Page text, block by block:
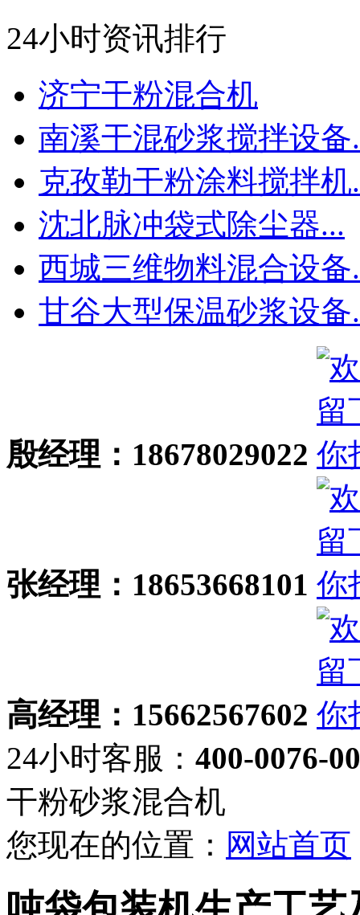
24小时资讯排行
济宁干粉混合机
南溪干混砂浆搅拌设备
克孜勒干粉涂料搅拌机
沈北脉冲袋式除尘器...
西城三维物料混合设备
甘谷大型保温砂浆设备
殷经理：18678029022
张经理：18653668101
高经理：15662567602
24小时客服： 400-0076-
干粉砂浆混合机
您现在的位置： 网站首页